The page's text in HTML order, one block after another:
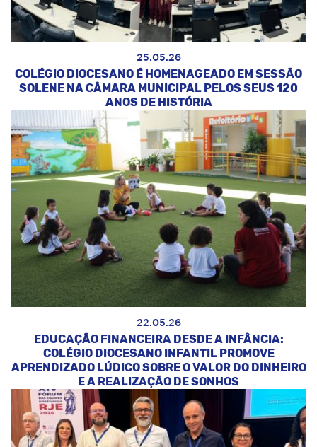
25.05.26
COLÉGIO DIOCESANO É HOMENAGEADO EM SESSÃO
SOLENE NA CÂMARA MUNICIPAL PELOS SEUS 120
ANOS DE HISTÓRIA
22.05.26
EDUCAÇÃO FINANCEIRA DESDE A INFÂNCIA:
COLÉGIO DIOCESANO INFANTIL PROMOVE
APRENDIZADO LÚDICO SOBRE O VALOR DO DINHEIRO
E A REALIZAÇÃO DE SONHOS